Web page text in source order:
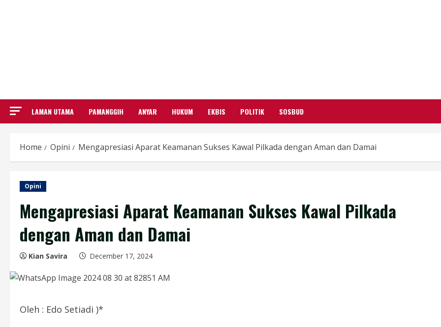
LAMAN UTAMA PAMANGGIH ANYAR HUKUM EKBIS POLITIK SOSBUD
Home Opini Mengapresiasi Aparat Keamanan Sukses Kawal Pilkada dengan Aman dan Damai
Opini
Mengapresiasi Aparat Keamanan Sukses Kawal Pilkada
dengan Aman dan Damai
Kian Savira December 17, 2024
Oleh : Edo Setiadi )*